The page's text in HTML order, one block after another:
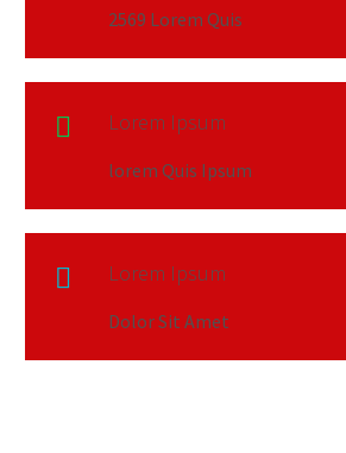
2569 Lorem Quis
 Lorem Ipsum
lorem Quis Ipsum
 Lorem Ipsum
Dolor Sit Amet